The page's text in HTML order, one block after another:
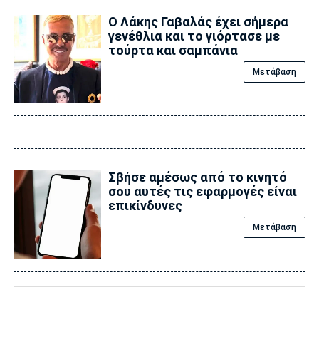
Ο Λάκης Γαβαλάς έχει σήμερα
γενέθλια και το γιόρτασε με
τούρτα και σαμπάνια
Μετάβαση
Σβήσε αμέσως από το κινητό
σου αυτές τις εφαρμογές είναι
επικίvδυνες
Μετάβαση